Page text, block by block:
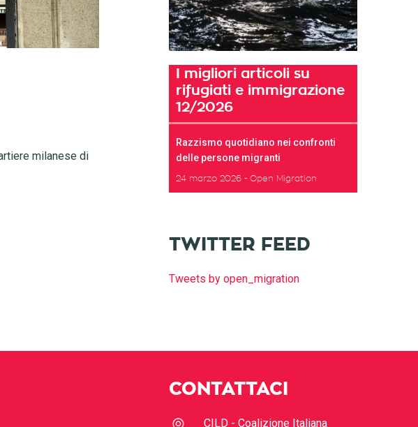
milanese di
I migliori articoli su
rifugiati e immigrazione
12/2026
Razzismo quotidiano nei confronti
delle persone migranti
24 marzo 2026 Open Migration
TWITTER FEED
Tweets by open_migration
CONTATTACI
CILD - Coalizione Italiana